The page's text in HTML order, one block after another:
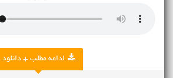
ادامه مطلب + دانلود